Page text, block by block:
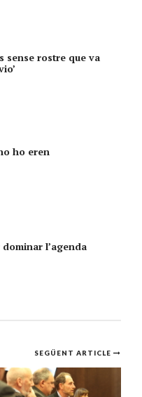
sense rostre que va
ho eren
l’agenda
SEGÜENT ARTICLE